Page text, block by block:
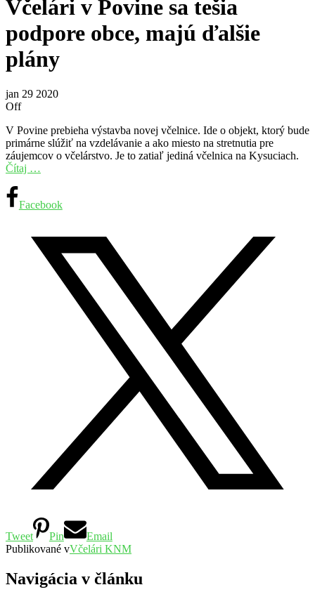
Včelári v Povine sa tešia
podpore obce, majú ďalšie
plány
jan 29 2020
Off
V Povine prebieha výstavba novej včelnice. Ide o objekt, ktorý bude
primárne slúžiť na vzdelávanie a ako miesto na stretnutia pre
záujemcov o včelárstvo. Je to zatiaľ jediná včelnica na Kysuciach.
Čítaj …
Facebook
Tweet Pin
Email
Publikované vVčelári KNM
Navigácia v článku